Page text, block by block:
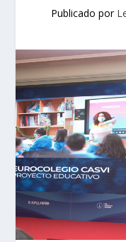
Publicado por